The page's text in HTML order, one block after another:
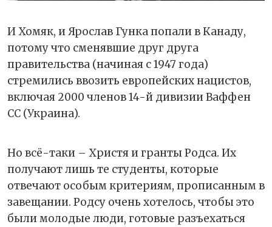
И Хомяк, и Ярослав Гунка попали в Канаду,
потому что сменявшие друг друга
правительства (начиная с 1947 года)
стремились ввозить европейских нацистов,
включая 2000 членов 14-й дивизии Ваффен
СС (Украина).
Но всё-таки – Христя и гранты Родса. Их
получают лишь те студенты, которые
отвечают особым критериям, прописанным в
завещании. Родсу очень хотелось, чтобы это
были молодые люди, готовые разъехаться